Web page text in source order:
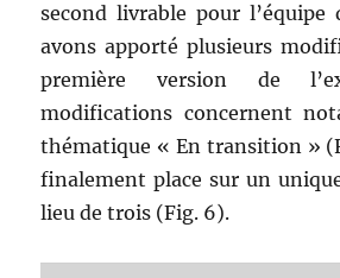
second livrable pour l’équipe
avons apporté plusieurs
première version de
modifications concernent
thématique « En transition »
finalement place sur un
lieu de trois (Fig. 6).